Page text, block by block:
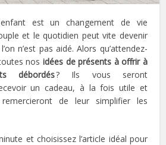
enfant est un changement de vie
et le quotidien peut vite devenir
n’est pas aidé. Alors qu’attendez-
nos idées de présents à offrir à
débordés? Ils vous seront
un cadeau, à la fois utile et
de leur simplifier les
et choisissez l’article idéal pour